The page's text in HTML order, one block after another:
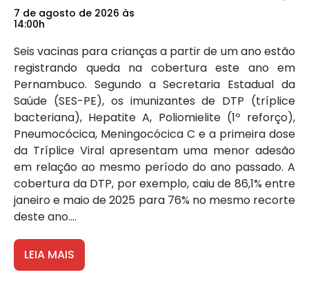
7 de agosto de 2026 às
14:00h
Seis vacinas para crianças a partir de um ano estão
registrando queda na cobertura este ano em
Pernambuco. Segundo a Secretaria Estadual da
Saúde (SES-PE), os imunizantes de DTP (tríplice
bacteriana), Hepatite A, Poliomielite (1º reforço),
Pneumocócica, Meningocócica C e a primeira dose
da Tríplice Viral apresentam uma menor adesão
em relação ao mesmo período do ano passado. A
cobertura da DTP, por exemplo, caiu de 86,1% entre
janeiro e maio de 2025 para 76% no mesmo recorte
deste ano....
LEIA MAIS